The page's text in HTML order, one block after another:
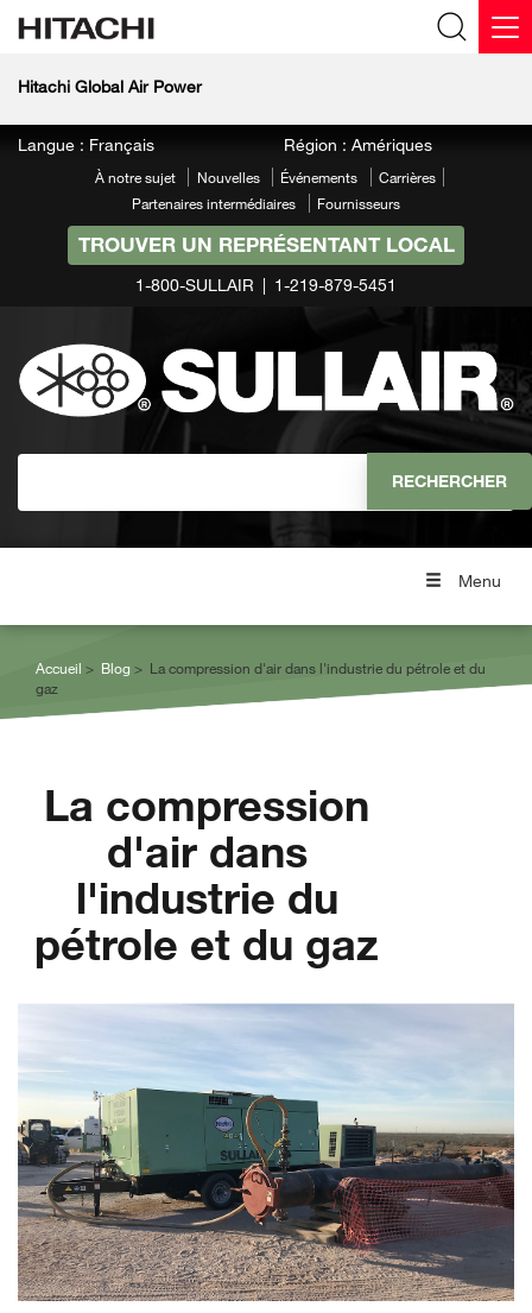
Hitachi Global Air Power
Langue : Français Région : Amériques
À notre sujet Nouvelles Événements
Carrières
Partenaires intermédiaires
Fournisseurs
TROUVER UN REPRÉSENTANT LOCAL
1-800-SULLAIR 1-219-879-5451
Menu
Accueil Blog
La compression d'air dans l'industrie du pétrole et du
gaz
La compression
d'air dans
l'industrie du
pétrole et du gaz